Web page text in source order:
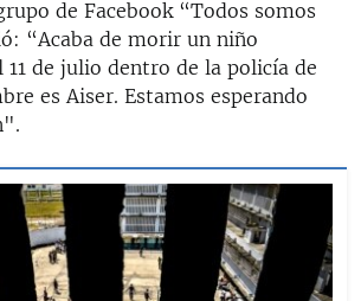
de Facebook “Todos somos
“Acaba de morir un niño
de julio dentro de la policía de
es Aiser. Estamos esperando